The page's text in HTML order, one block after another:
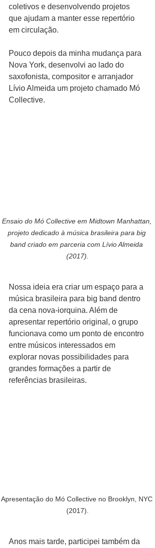
coletivos e desenvolvendo projetos
que ajudam a manter esse repertório
em circulação.
Pouco depois da minha mudança para
Nova York, desenvolvi ao lado do
saxofonista, compositor e arranjador
Lívio Almeida um projeto chamado Mó
Collective.
Ensaio do Mó Collective em Midtown Manhattan,
projeto dedicado à música brasileira para big
band criado em parceria com Lívio Almeida
(2017).
Nossa ideia era criar um espaço para a
música brasileira para big band dentro
da cena nova-iorquina. Além de
apresentar repertório original, o grupo
funcionava como um ponto de encontro
entre músicos interessados em
explorar novas possibilidades para
grandes formações a partir de
referências brasileiras.
Apresentação do Mó Collective no Brooklyn, NYC
(2017).
Anos mais tarde, participei também da